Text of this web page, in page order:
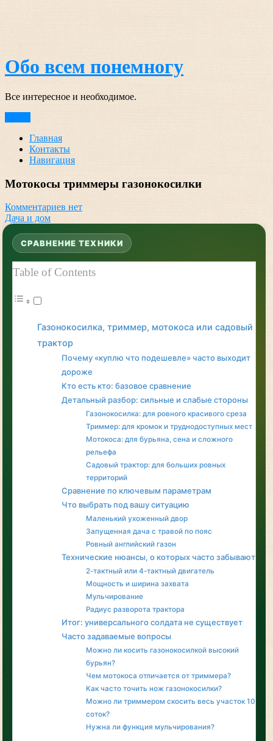
Обо всем понемногу
Все интересное и необходимое.
Главная
Контакты
Навигация
Мотокосы триммеры газонокосилки
Комментариев нет
Дача и дом
СРАВНЕНИЕ ТЕХНИКИ
Table of Contents
Газонокосилка, триммер, мотокоса или садовый
трактор
Почему «куплю что подешевле» часто выходит
дороже
Кто есть кто: базовое сравнение
Детальный разбор: сильные и слабые стороны
Газонокосилка: для ровного красивого среза
Триммер: для кромок и труднодоступных мест
Мотокоса: для бурьяна, сена и сложного
рельефа
Садовый трактор: для больших ровных
территорий
Сравнение по ключевым параметрам
Что выбрать под вашу ситуацию
Маленький ухоженный двор
Запущенная дача с травой по пояс
Ровный английский газон
Технические нюансы, о которых часто забывают
2-тактный или 4-тактный двигатель
Мощность и ширина захвата
Мульчирование
Радиус разворота трактора
Итог: универсального солдата не существует
Часто задаваемые вопросы
Можно ли косить газонокосилкой высокий
бурьян?
Чем мотокоса отличается от триммера?
Как часто точить нож газонокосилки?
Можно ли триммером скосить весь участок 10
соток?
Нужна ли функция мульчирования?